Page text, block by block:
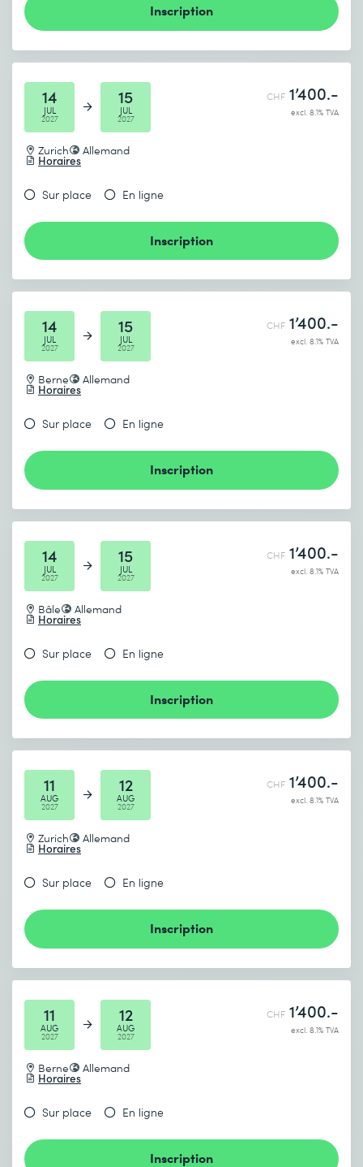
Inscription
14
JUL
2027
15
JUL
2027
Zurich Allemand
Horaires
CHF 1’400.-
excl. 8.1% TVA
Sur place En ligne
Inscription
14
JUL
2027
15
JUL
2027
Berne Allemand
Horaires
CHF 1’400.-
excl. 8.1% TVA
Sur place En ligne
Inscription
14
JUL
2027
15
JUL
2027
Bâle Allemand
Horaires
CHF 1’400.-
excl. 8.1% TVA
Sur place En ligne
Inscription
11
AUG
2027
12
AUG
2027
Zurich Allemand
Horaires
CHF 1’400.-
excl. 8.1% TVA
Sur place En ligne
Inscription
11
AUG
2027
12
AUG
2027
Berne Allemand
Horaires
CHF 1’400.-
excl. 8.1% TVA
Sur place En ligne
Inscription